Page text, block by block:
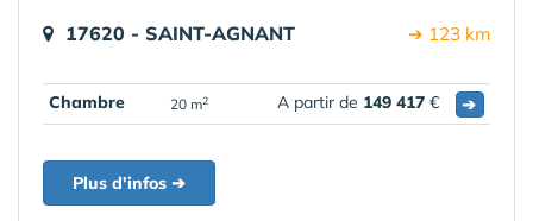
17620 - SAINT-AGNANT ➔ 123 km
Chambre 20 m2 A partir de 149 417 € ➔
Plus d'infos ➔